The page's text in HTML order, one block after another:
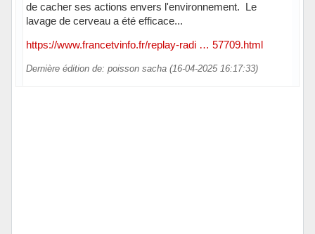
de cacher ses actions envers l'environnement. Le
lavage de cerveau a été efficace...
https://www.francetvinfo.fr/replay-radi … 57709.html
Dernière édition de: poisson sacha (16-04-2025 16:17:33)